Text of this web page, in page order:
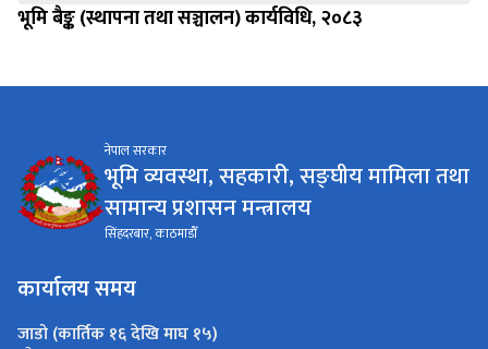
भूमि बैङ्क (स्थापना तथा सञ्चालन) कार्यविधि, २०८३
नेपाल सरकार
भूमि व्यवस्था, सहकारी, सङ्घीय मामिला तथा
सामान्य प्रशासन मन्त्रालय
सिंहदरबार, काठमाडौँ
कार्यालय समय
जाडो (कार्तिक १६ देखि माघ १५)